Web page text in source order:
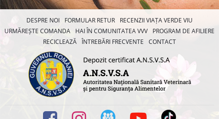
DESPRE NOI FORMULAR RETUR
RECENZII VIAȚA VERDE VIU
URMĂREȘTE COMANDA
HAI ÎN COMUNITATEA VVV
PROGRAM DE AFILIERE
RECICLEAZĂ ÎNTREBĂRI FRECVENTE CONTACT